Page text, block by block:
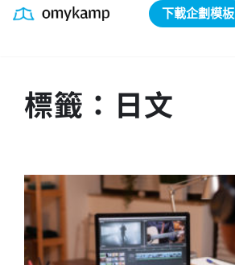
下載企劃模板
標籤：日文